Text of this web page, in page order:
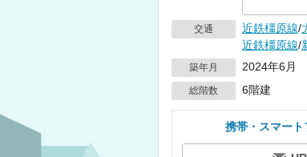
交通 近鉄橿原線/
近鉄橿原線/
築年月 2024年6月
総階数 6階建
携帯・スマー